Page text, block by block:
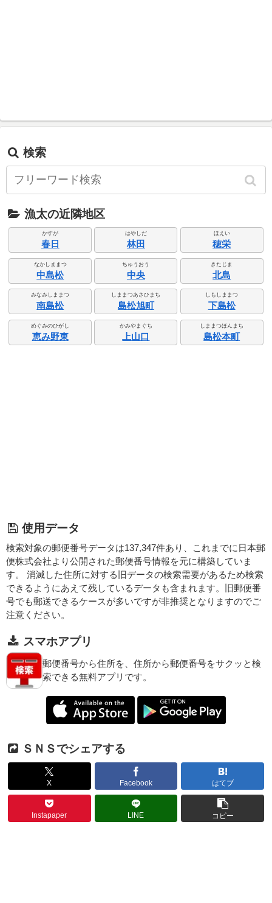
検索
漁太の近隣地区
かすが
春日
はやしだ
林田
ほえい
穂栄
なかしままつ
中島松
ちゅうおう
中央
きたじま
北島
みなみしままつ
南島松
しままつあさひまち
島松旭町
しもしままつ
下島松
めぐみのひがし
恵み野東
かみやまぐち
上山口
しままつほんまち
島松本町
使用データ
検索対象の郵便番号データは137,347件あり、これまでに日本郵
便株式会社より公開された郵便番号情報を元に構築していま
す。 消滅した住所に対する旧データの検索需要があるため検索
できるようにあえて残しているデータも含まれます。旧郵便番
号でも郵送できるケースが多いですが非推奨となりますのでご
注意ください。
スマホアプリ
郵便番号から住所を、住所から郵便番号をサクッと検
索できる無料アプリです。
ＳＮＳでシェアする
X Facebook はてブ
Instapaper LINE コピー